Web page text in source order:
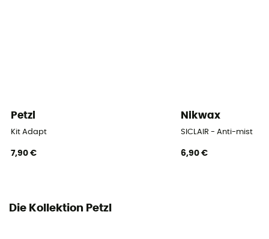
Petzl
Kit Adapt
7,90 €
Nikwax
SICLAIR - Anti-mist
6,90 €
Die Kollektion Petzl